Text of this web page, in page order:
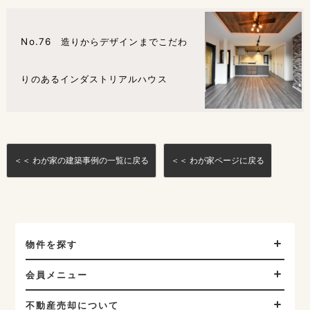
No.76 造りからデザインまでこだわ
りのあるインダストリアルハウス
＜＜ わが家の建築事例の一覧に戻る ＜＜ わが家ページに戻る
物件を探す
会員メニュー
不動産売却について